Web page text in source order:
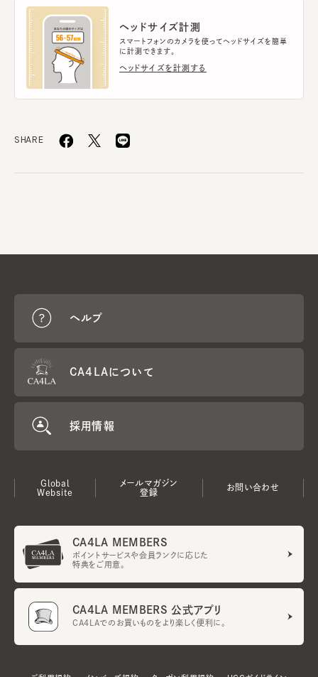
ヘッドサイズ計測
スマートフォンのカメラを使ってヘッドサイズを簡単
に計測できます。
ヘッドサイズを計測する
SHARE
ヘルプ
CA4LAについて
採用情報
Global
Website
メールマガジン
登録
お問い合わせ
CA4LA MEMBERS
ポイントサービスや会員ランクに応じた
特典をご用意。
CA4LA MEMBERS 公式アプリ
CA4LAでのお買いものをより楽しく便利に。